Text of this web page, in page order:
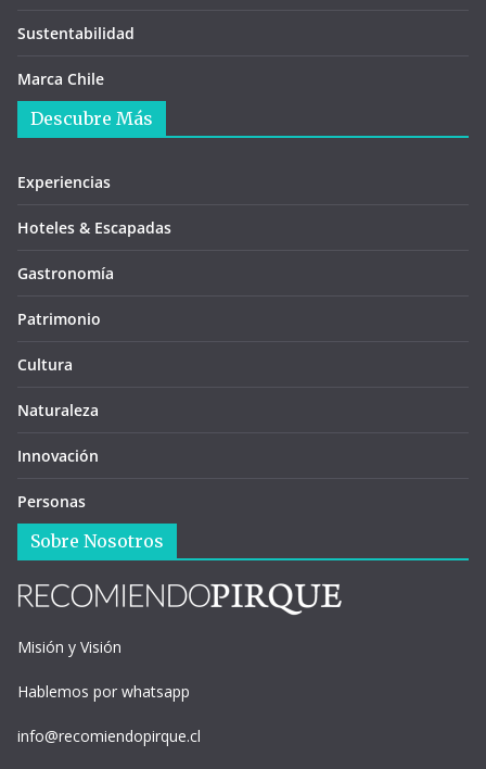
Sustentabilidad
Marca Chile
Descubre Más
Experiencias
Hoteles & Escapadas
Gastronomía
Patrimonio
Cultura
Naturaleza
Innovación
Personas
Sobre Nosotros
Misión y Visión
Hablemos por whatsapp
info@recomiendopirque.cl